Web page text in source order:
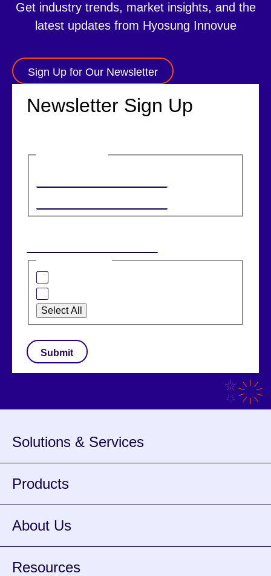
Get industry trends, market insights, and the
latest updates from Hyosung Innovue
Sign Up for Our Newsletter
Newsletter Sign Up
Select All
Solutions & Services
Products
About Us
Resources